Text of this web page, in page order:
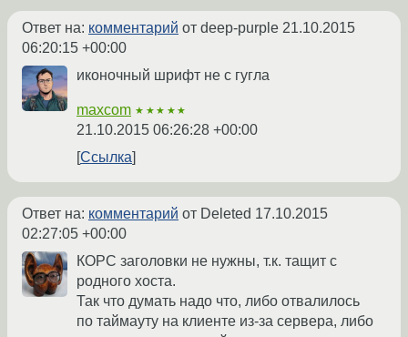
Ответ на: комментарий от deep-purple 21.10.2015
06:20:15 +00:00
иконочный шрифт не с гугла
maxcom ★★★★★
21.10.2015 06:26:28 +00:00
Ссылка
Ответ на: комментарий от Deleted 17.10.2015
02:27:05 +00:00
КОРС заголовки не нужны, т.к. тащит с
родного хоста.
Так что думать надо что, либо отвалилось
по таймауту на клиенте из-за сервера, либо